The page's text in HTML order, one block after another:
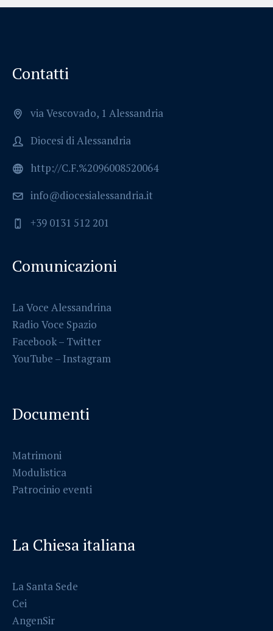
Contatti
via Vescovado, 1 Alessandria
Diocesi di Alessandria
http://C.F.%2096008520064
info@diocesialessandria.it
+39 0131 512 201
Comunicazioni
La Voce Alessandrina
Radio Voce Spazio
Facebook– Twitter
YouTube – Instagram
Documenti
Matrimoni
Modulistica
Patrocinio eventi
La Chiesa italiana
La Santa Sede
Cei
AngenSir